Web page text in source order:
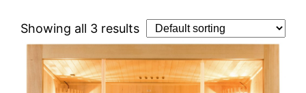
Showing all 3 results